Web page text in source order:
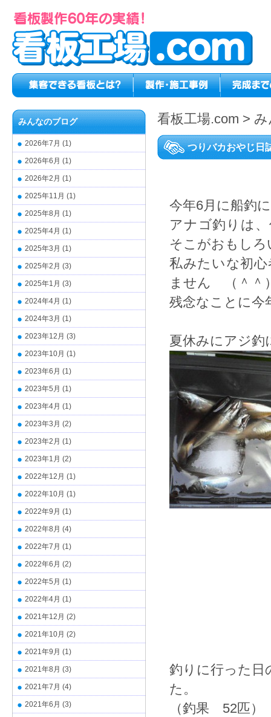
看板工場.com >
つりバカおやじ日
今年6月に船釣
アナゴ釣りは
そこがおもしろ
私みたいな初
ません （＾＾
残念なことに今
夏休みにアジ釣
釣りに行った日
た。
（釣果 52匹
みんなのブログ
2026年7月 (1)
2026年6月 (1)
2026年2月 (1)
2025年11月 (1)
2025年8月 (1)
2025年4月 (1)
2025年3月 (1)
2025年2月 (3)
2025年1月 (3)
2024年4月 (1)
2024年3月 (1)
2023年12月 (3)
2023年10月 (1)
2023年6月 (1)
2023年5月 (1)
2023年4月 (1)
2023年3月 (2)
2023年2月 (1)
2023年1月 (2)
2022年12月 (1)
2022年10月 (1)
2022年9月 (1)
2022年8月 (4)
2022年7月 (1)
2022年6月 (2)
2022年5月 (1)
2022年4月 (1)
2021年12月 (2)
2021年10月 (2)
2021年9月 (1)
2021年8月 (3)
2021年7月 (4)
2021年6月 (3)